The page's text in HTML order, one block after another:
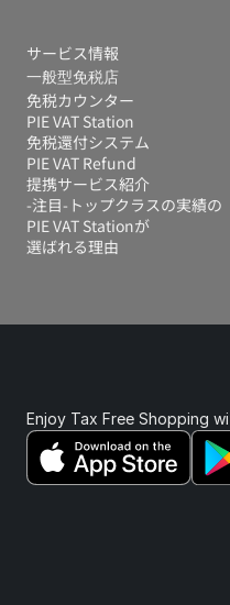
サービス情報
一般型免税店
免税カウンター
PIE VAT Station
免税還付システム
PIE VAT Refund
提携サービス紹介
-注目-トップクラスの実績の
PIE VAT Stationが
選ばれる理由
Enjoy Tax Free Shopping